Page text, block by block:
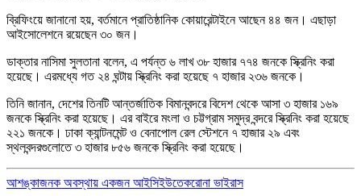
ব্রিফিংয়ে জানানো হয়, বর্তমানে প্রাতিষ্ঠানিক কোয়ারেন্টাইনে আছেন ৪৪ জন। এছাড়া
আইসোলেশনে রয়েছেন ৩০ জন।
ডাক্তার নাসিমা সুলতানা বলেন, এ পর্যন্ত ৬ লাখ ৩৮ হাজার ৭৭৪ জনকে স্ক্রিনিং করা
হয়েছে। এরমধ্যে গত ২৪ ঘন্টায় স্ক্রিনিং করা হয়েছে ৭ হাজার ২৩৬ জনকে।
তিনি জানান, দেশের তিনটি আন্তর্জাতিক বিমানবন্দরে বিদেশ থেকে আসা ৩ হাজার ১৬৯
জনকে স্ক্রিনিং করা হয়েছে। এর বাইরে মংলা ও চট্টগ্রাম সমুদ্র বন্দরে স্ক্রিনিং করা হয়েছে
২২১ জনকে। ঢাকা ক্যান্টনমেন্ট ও বেনাপোল রেল স্টেশনে ৭ হাজার ২৯ এবং
স্থলবন্দরগুলোতে ৩ হাজার ৮৫৬ জনকে স্ক্রিনিং করা হয়েছে।
আশঙ্কাজনক অবস্থায় একজন আইসিইউতেকরোনা ভাইরাস